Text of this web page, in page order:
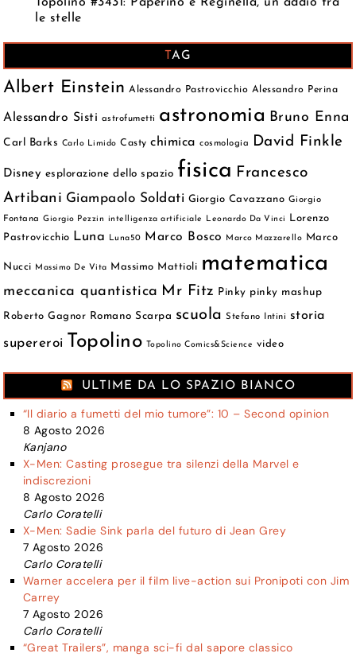
Topolino #3431: Paperino e Reginella, un addio tra
le stelle
TAG
Albert Einstein Alessandro Pastrovicchio Alessandro Perina
Alessandro Sisti astrofumetti astronomia Bruno Enna
Carl Barks Carlo Limido Casty chimica cosmologia David Finkle
Disney esplorazione dello spazio fisica Francesco
Artibani Giampaolo Soldati Giorgio Cavazzano Giorgio
Fontana Giorgio Pezzin intelligenza artificiale Leonardo Da Vinci
Lorenzo
Pastrovicchio
Luna Luna50 Marco Bosco Marco Mazzarello Marco
Nucci Massimo De Vita Massimo Mattioli matematica
meccanica quantistica Mr Fitz Pinky pinky mashup
Roberto Gagnor Romano Scarpa scuola Stefano Intini storia
supereroi Topolino Topolino Comics&Science video
ULTIME DA LO SPAZIO BIANCO
“Il diario a fumetti del mio tumore”: 10 – Second opinion
8 Agosto 2026
Kanjano
X-Men: Casting prosegue tra silenzi della Marvel e
indiscrezioni
8 Agosto 2026
Carlo Coratelli
X-Men: Sadie Sink parla del futuro di Jean Grey
7 Agosto 2026
Carlo Coratelli
Warner accelera per il film live-action sui Pronipoti con Jim
Carrey
7 Agosto 2026
Carlo Coratelli
“Great Trailers”, manga sci-fi dal sapore classico